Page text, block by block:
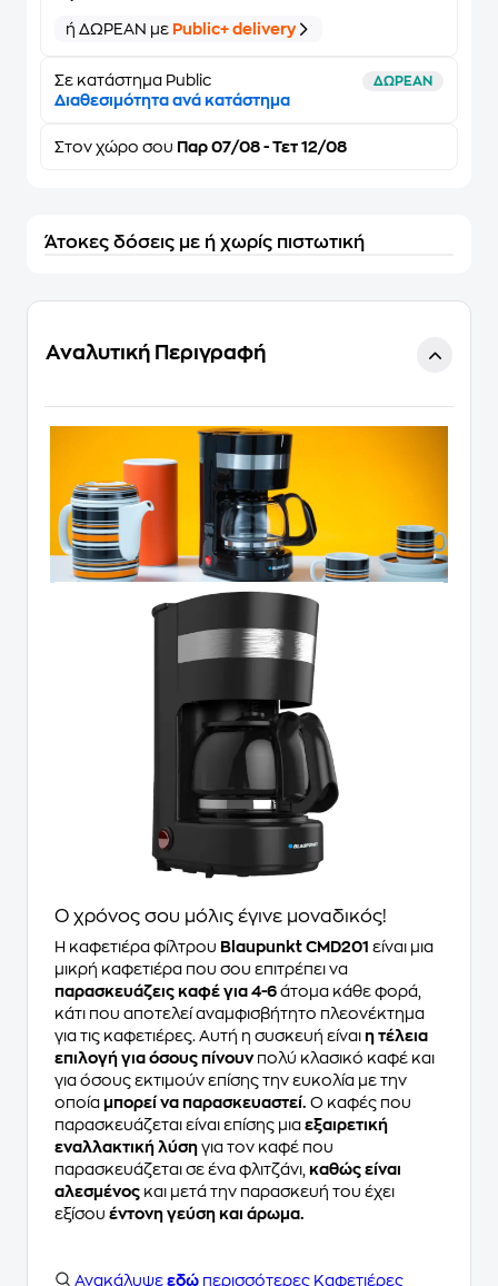
ή ΔΩΡΕΑΝ με Public+ delivery
Σε κατάστημα Public ΔΩΡΕΑΝ
Διαθεσιμότητα ανά κατάστημα
Στον χώρο σου Παρ 07/08 - Τετ 12/08
Άτοκες δόσεις με ή χωρίς πιστωτική
Αναλυτική Περιγραφή
Ο χρόνος σου μόλις έγινε μοναδικός!
Η καφετιέρα φίλτρου Blaupunkt CMD201 είναι μια
μικρή καφετιέρα που σου επιτρέπει να
παρασκευάζεις καφέ για 4-6 άτομα κάθε φορά,
κάτι που αποτελεί αναμφισβήτητο πλεονέκτημα
για τις καφετιέρες. Αυτή η συσκευή είναι η τέλεια
επιλογή για όσους πίνουνπολύ κλασικό καφέ και
για όσους εκτιμούν επίσης την ευκολία με την
οποία μπορεί να παρασκευαστεί. Ο καφές που
παρασκευάζεται είναι επίσης μια εξαιρετική
εναλλακτική λύση για τον καφέ που
παρασκευάζεται σε ένα φλιτζάνι, καθώς είναι
αλεσμένος και μετά την παρασκευή του έχει
εξίσου έντονη γεύση και άρωμα.
Ανακάλυψε εδώ περισσότερες Καφετιέρες